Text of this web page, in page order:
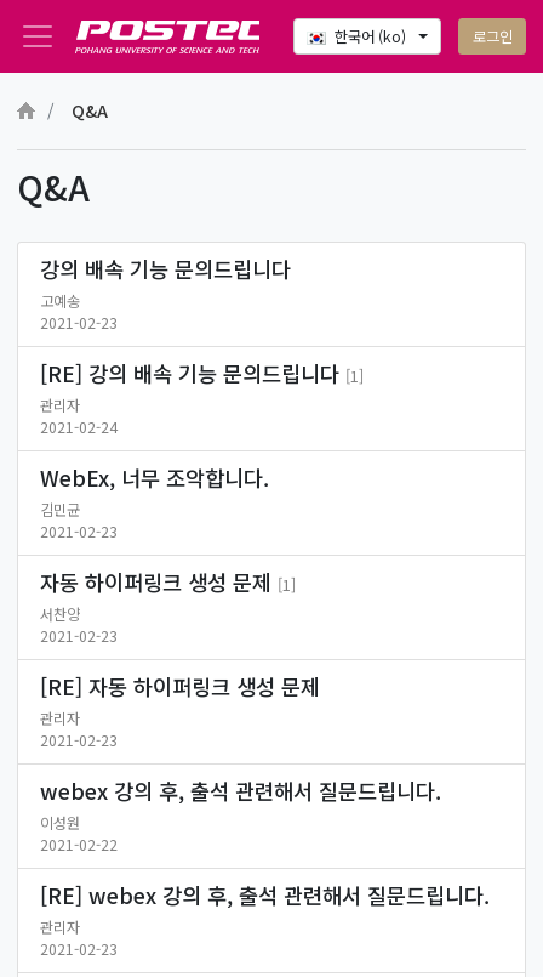
한국어 ‎(ko)‎ 로그인
Q&A
Q&A
강의 배속 기능 문의드립니다
고예송
2021-02-23
[RE] 강의 배속 기능 문의드립니다 [1]
관리자
2021-02-24
WebEx, 너무 조악합니다.
김민균
2021-02-23
자동 하이퍼링크 생성 문제 [1]
서찬양
2021-02-23
[RE] 자동 하이퍼링크 생성 문제
관리자
2021-02-23
webex 강의 후, 출석 관련해서 질문드립니다.
이성원
2021-02-22
[RE] webex 강의 후, 출석 관련해서 질문드립니다.
관리자
2021-02-23